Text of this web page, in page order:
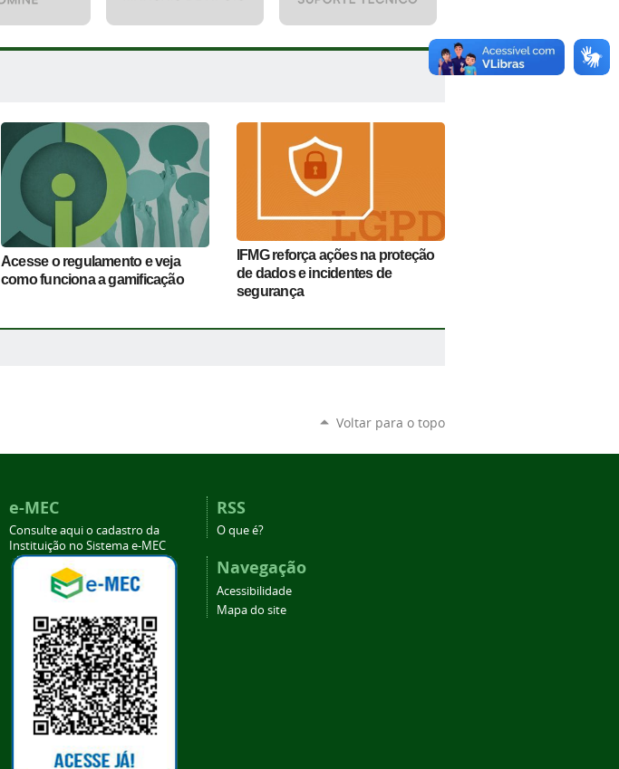
Acesse o regulamento e veja
como funciona a gamificação
IFMG reforça ações na proteção
de dados e incidentes de
segurança
Voltar para o topo
e-MEC
Consulte aqui o cadastro da
Instituição no Sistema e-MEC
RSS
O que é?
Navegação
Acessibilidade
Mapa do site